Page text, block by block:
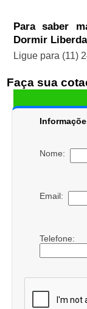
Para saber
Dormir
Ligue para (11)
Faça sua
Nome:
Email:
Telefone: